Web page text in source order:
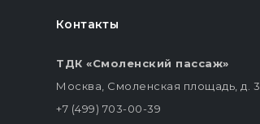
Контакты
ТДК «Смоленский пассаж»
Москва, Смоленская площадь, д. 3
+7 (499) 703-00-39